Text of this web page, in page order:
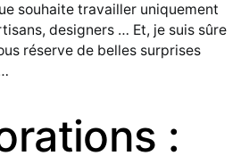
souhaite travailler uniquement
designers … Et, je suis sûre
réserve de belles surprises
: